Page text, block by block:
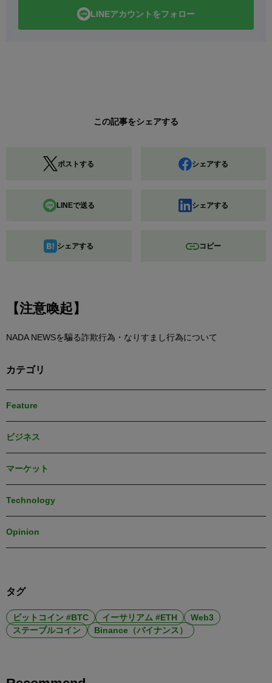
LINEアカウントをフォロー
この記事をシェアする
ポストする シェアする
LINEで送る シェアする
シェアする コピー
【注意喚起】
NADA NEWSを騙る詐欺行為・なりすまし行為について
カテゴリ
Feature
ビジネス
マーケット
Technology
Opinion
タグ
ビットコイン #BTC イーサリアム #ETH
Web3
ステーブルコイン
Binance（バイナンス）